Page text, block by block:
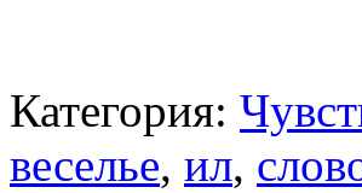
Категория:
веселье, ил,